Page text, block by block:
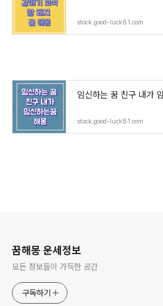
stock.good-luck81.com
임신하는 꿈 친구 내가
stock.good-luck81.com
꿈해몽 운세정보
모든 정보들이 가득한 공간
구독하기